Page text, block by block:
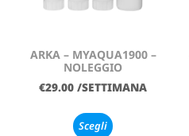
ARKA – MYAQUA1900 –
NOLEGGIO
€29.00 /SETTIMANA
Scegli